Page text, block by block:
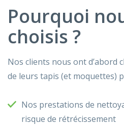
Pourquoi
choisis ?
Nos clients nous ont d’abord
de leurs tapis (et moquettes)
Nos prestations de
risque de rétrécissement